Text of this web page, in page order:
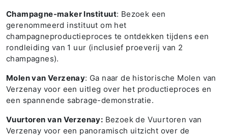
Champagne-maker Instituut: Bezoek een
gerenommeerd instituut om het
champagneproductieproces te ontdekken tijdens een
rondleiding van 1 uur (inclusief proeverij van 2
champagnes).
Molen van Verzenay: Ga naar de historische Molen van
Verzenay voor een uitleg over het productieproces en
een spannende sabrage-demonstratie.
Vuurtoren van Verzenay: Bezoek de Vuurtoren van
Verzenay voor een panoramisch uitzicht over de